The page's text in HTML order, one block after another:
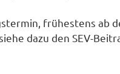
frühestens ab
dazu den SEV-